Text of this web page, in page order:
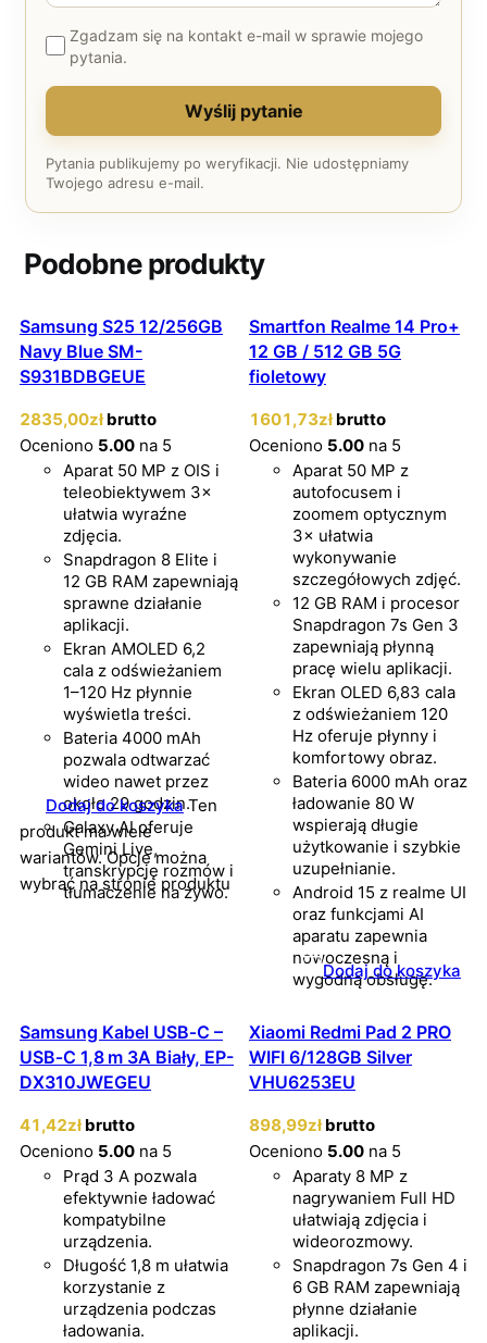
Zgadzam się na kontakt e-mail w sprawie mojego
pytania.
Wyślij pytanie
Pytania publikujemy po weryfikacji. Nie udostępniamy
Twojego adresu e-mail.
Podobne produkty
Samsung S25 12/256GB
Navy Blue SM-
S931BDBGEUE
2835,00zł brutto
Oceniono 5.00 na 5
Aparat 50 MP z OIS i
teleobiektywem 3×
ułatwia wyraźne
zdjęcia.
Snapdragon 8 Elite i
12 GB RAM zapewniają
sprawne działanie
aplikacji.
Ekran AMOLED 6,2
cala z odświeżaniem
1–120 Hz płynnie
wyświetla treści.
Bateria 4000 mAh
pozwala odtwarzać
wideo nawet przez
około 29 godzin.
Galaxy AI oferuje
Gemini Live,
transkrypcję rozmów i
tłumaczenie na żywo.
Dodaj do koszyka Ten
produkt ma wiele
wariantów. Opcje można
wybrać na stronie produktu
Smartfon Realme 14 Pro+
12 GB / 512 GB 5G
fioletowy
1601,73zł brutto
Oceniono 5.00 na 5
Aparat 50 MP z
autofocusem i
zoomem optycznym
3× ułatwia
wykonywanie
szczegółowych zdjęć.
12 GB RAM i procesor
Snapdragon 7s Gen 3
zapewniają płynną
pracę wielu aplikacji.
Ekran OLED 6,83 cala
z odświeżaniem 120
Hz oferuje płynny i
komfortowy obraz.
Bateria 6000 mAh oraz
ładowanie 80 W
wspierają długie
użytkowanie i szybkie
uzupełnianie.
Android 15 z realme UI
oraz funkcjami AI
aparatu zapewnia
nowoczesną i
wygodną obsługę.
Dodaj do koszyka
Samsung Kabel USB‑C –
USB‑C 1,8 m 3A Biały, EP-
DX310JWEGEU
41,42zł brutto
Oceniono 5.00 na 5
Prąd 3 A pozwala
efektywnie ładować
kompatybilne
urządzenia.
Długość 1,8 m ułatwia
korzystanie z
urządzenia podczas
ładowania.
Xiaomi Redmi Pad 2 PRO
WIFI 6/128GB Silver
VHU6253EU
898,99zł brutto
Oceniono 5.00 na 5
Aparaty 8 MP z
nagrywaniem Full HD
ułatwiają zdjęcia i
wideorozmowy.
Snapdragon 7s Gen 4 i
6 GB RAM zapewniają
płynne działanie
aplikacji.